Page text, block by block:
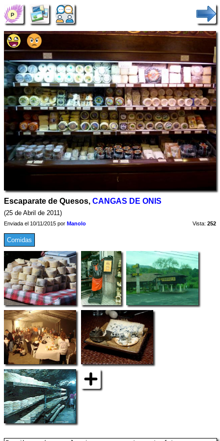
Escaparate de Quesos, CANGAS DE ONIS
(25 de Abril de 2011)
Enviada el 10/11/2015 por Manolo Vista: 252
Comidas